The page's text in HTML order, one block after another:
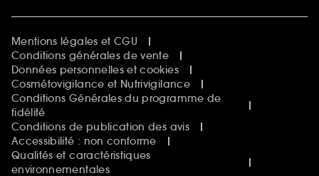
Mentions légales et CGU
Conditions générales de vente
Données personnelles et cookies
Cosmétovigilance et Nutrivigilance
Conditions Générales du programme de
fidélité
Conditions de publication des avis
Accessibilité : non conforme
Qualités et caractéristiques
environnementales